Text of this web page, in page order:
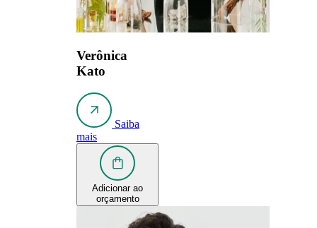
Verônica
Kato
Saiba
mais
Adicionar ao
orçamento